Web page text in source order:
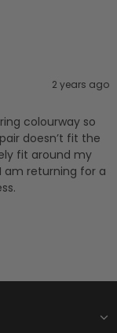
2 years ago
colourway so
doesn’t fit the
fit around my
am returning for a